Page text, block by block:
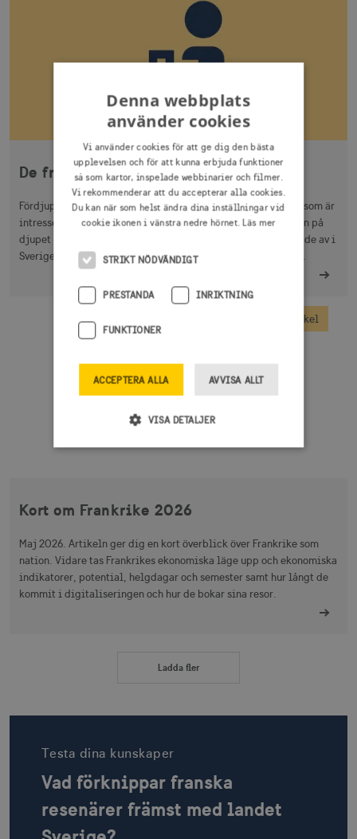
De franska resenärerna
Fördjupa era kunskaper om de globala resenärer i Frankrike som är
intresserade av att resa till Sverige på semester. Här går vi in på
djupet och berättar mycket om vad resenärerna är intresserade av i
Sverige och hur de helst informerar sig och bokar en resa hit.
Artikel
Kort om Frankrike 2026
Maj 2026. Artikeln ger dig en kort överblick över Frankrike som
nation. Vidare tas Frankrikes ekonomiska läge upp och ekonomiska
indikatorer, potential, helgdagar och semester samt hur långt de
kommit i digitaliseringen och hur de bokar sina resor.
Ladda fler
Testa dina kunskaper
Vad förknippar franska
resenärer främst med landet
Denna webbplats
använder cookies
Vi använder cookies för att ge dig den bästa
upplevelsen och för att kunna erbjuda funktioner
så som kartor, inspelade webbinarier och filmer.
Vi rekommenderar att du accepterar alla cookies.
Du kan när som helst ändra dina inställningar vid
cookie ikonen i vänstra nedre hörnet. Läs mer
STRIKT NÖDVÄNDIGT
PRESTANDA INRIKTNING
FUNKTIONER
ACCEPTERA ALLA AVVISA ALLT
VISA DETALJER
Inriktning
Funktioner
webbplatsfunktioner som användarinloggning
och kontohantering men bidrar även till en
säker webbplats. Webbplatsen kan inte
användas ordentligt utan strikt nödvändiga
cookies.
Utgång
deprecation